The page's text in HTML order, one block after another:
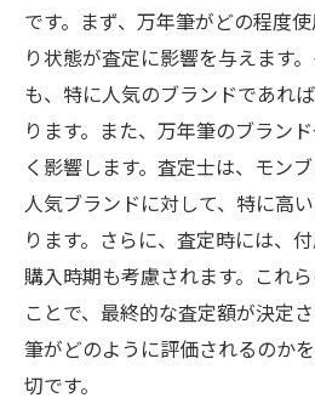
です。まず、万年筆がどの程度
り状態が査定に影響を与えます
も、特に人気のブランドであれ
ります。また、万年筆のブラン
く影響します。査定士は、モン
人気ブランドに対して、特に高
ります。さらに、査定時には、
購入時期も考慮されます。これ
ことで、最終的な査定額が決定
筆がどのように評価されるのか
切です。